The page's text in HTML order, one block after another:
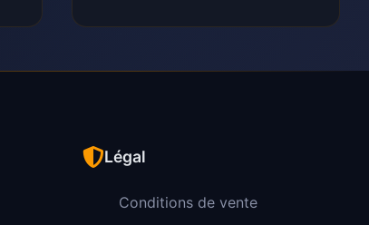
Légal
Conditions de vente